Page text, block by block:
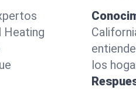
Heating
los